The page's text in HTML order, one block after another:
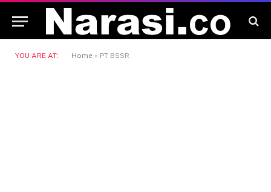
YOU ARE AT: Home » PT BSSR